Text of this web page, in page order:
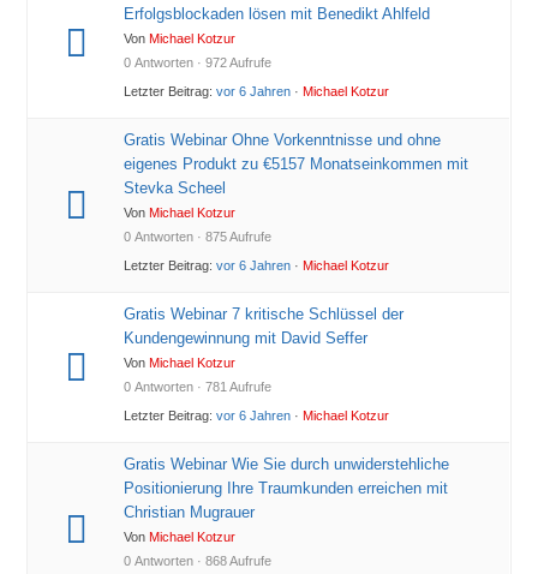
Erfolgsblockaden lösen mit Benedikt Ahlfeld
VonMichael Kotzur
0 Antworten · 972 Aufrufe
Letzter Beitrag:vor 6 Jahren ·Michael Kotzur
Gratis Webinar Ohne Vorkenntnisse und ohne
eigenes Produkt zu €5157 Monatseinkommen mit
Stevka Scheel
VonMichael Kotzur
0 Antworten · 875 Aufrufe
Letzter Beitrag:vor 6 Jahren ·Michael Kotzur
Gratis Webinar 7 kritische Schlüssel der
Kundengewinnung mit David Seffer
VonMichael Kotzur
0 Antworten · 781 Aufrufe
Letzter Beitrag:vor 6 Jahren ·Michael Kotzur
Gratis Webinar Wie Sie durch unwiderstehliche
Positionierung Ihre Traumkunden erreichen mit
Christian Mugrauer
VonMichael Kotzur
0 Antworten · 868 Aufrufe